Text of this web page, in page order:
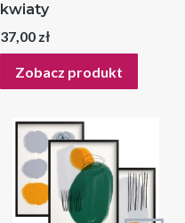
kwiaty
Cena
37,00 zł
Zobacz produkt